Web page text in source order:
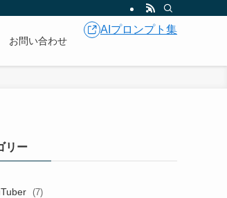
お問い合わせ
AIプロンプト集
リー
(7)